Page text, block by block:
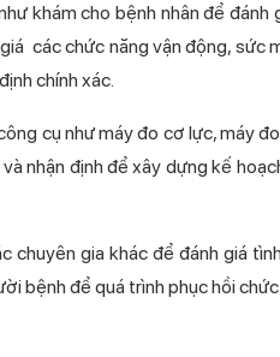
khám cho bệnh nhân để đánh
các chức năng vận động, sức
chính xác.
cụ như máy đo cơ lực, máy
nhận định để xây dựng kế
chuyên gia khác để đánh giá
bệnh để quá trình phục hồi